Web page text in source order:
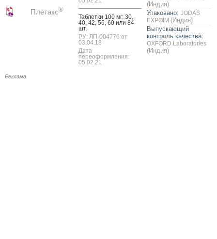
Плетакс®
Таб­летки 100 мг: 30,
40, 42, 56, 60 или 84
шт.
РУ: ЛП-004776 от
03.04.18
Дата
переоформления:
05.02.21
(Индия)
Упаковано: JODAS
EXPOIM (Индия)
Выпускающий
контроль качества:
OXFORD Laboratories
(Индия)
Реклама